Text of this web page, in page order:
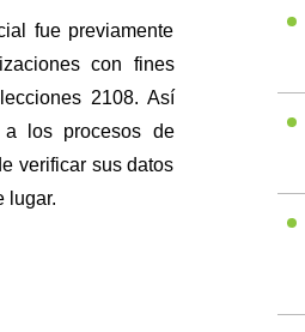
fue previamente
con fines
2108. Así
a los procesos de
verificar sus datos
lugar.